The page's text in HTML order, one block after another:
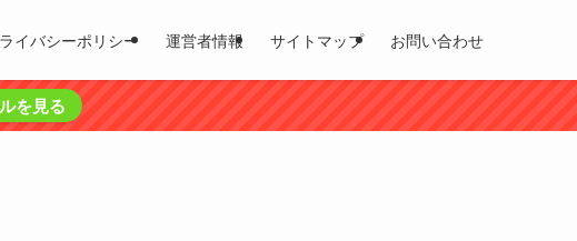
イバシーポリシー 運営者情報 サイトマップ お問い合わせ
を見る